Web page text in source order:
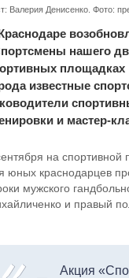
Валерия Денисенко. Фото:
нашего
известные
и мастер-
на
юных краснодарцев
мужского
и правый
Акция